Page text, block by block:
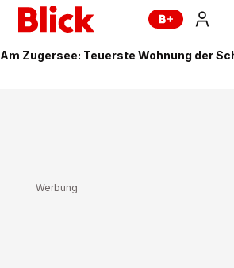
Am Zugersee: Teuerste Wohnung der